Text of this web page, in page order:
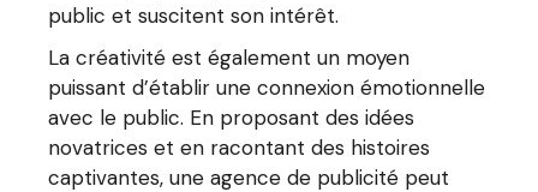
public et suscitent son intérêt.
La créativité est également un moyen
puissant d’établir une connexion émotionnelle
avec le public. En proposant des idées
novatrices et en racontant des histoires
captivantes, une agence de publicité peut